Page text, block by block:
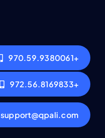
+970.59.9380061
+972.56.8169833
support@qpali.com